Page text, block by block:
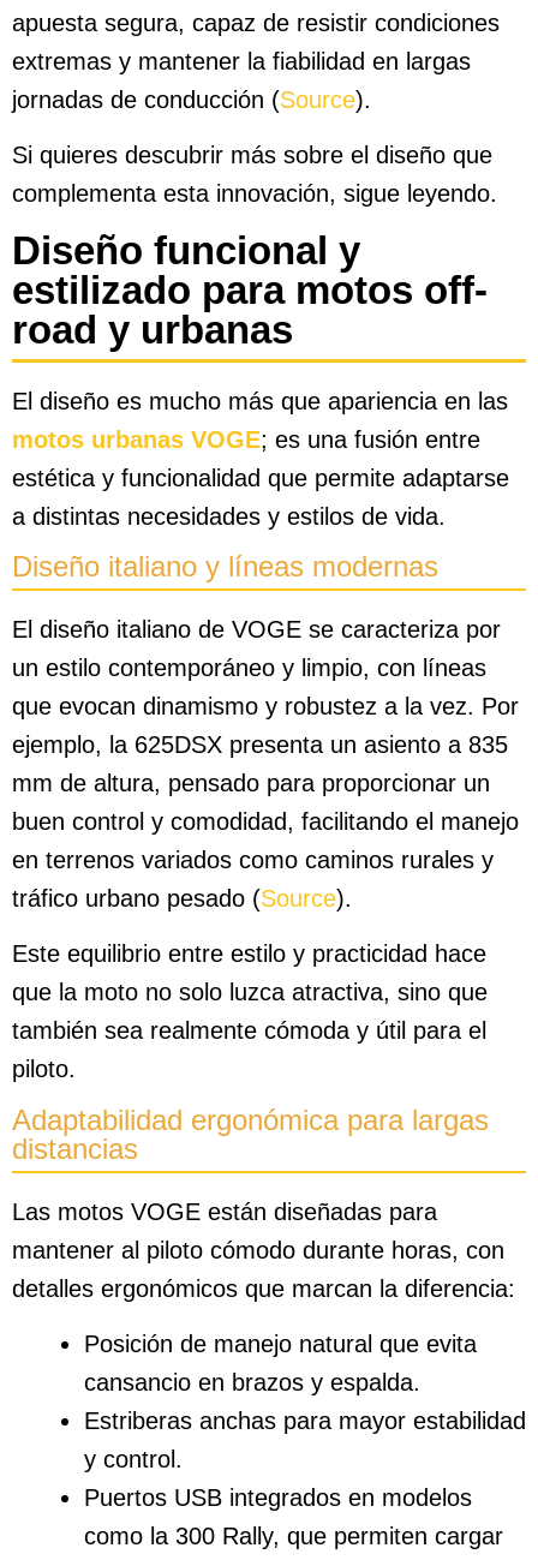
apuesta segura, capaz de resistir condiciones
extremas y mantener la fiabilidad en largas
jornadas de conducción (Source).
Si quieres descubrir más sobre el diseño que
complementa esta innovación, sigue leyendo.
Diseño funcional y
estilizado para motos off-
road y urbanas
El diseño es mucho más que apariencia en las
motos urbanas VOGE; es una fusión entre
estética y funcionalidad que permite adaptarse
a distintas necesidades y estilos de vida.
Diseño italiano y líneas modernas
El diseño italiano de VOGE se caracteriza por
un estilo contemporáneo y limpio, con líneas
que evocan dinamismo y robustez a la vez. Por
ejemplo, la 625DSX presenta un asiento a 835
mm de altura, pensado para proporcionar un
buen control y comodidad, facilitando el manejo
en terrenos variados como caminos rurales y
tráfico urbano pesado (Source).
Este equilibrio entre estilo y practicidad hace
que la moto no solo luzca atractiva, sino que
también sea realmente cómoda y útil para el
piloto.
Adaptabilidad ergonómica para largas
distancias
Las motos VOGE están diseñadas para
mantener al piloto cómodo durante horas, con
detalles ergonómicos que marcan la diferencia:
Posición de manejo natural que evita
cansancio en brazos y espalda.
Estriberas anchas para mayor estabilidad
y control.
Puertos USB integrados en modelos
como la 300 Rally, que permiten cargar